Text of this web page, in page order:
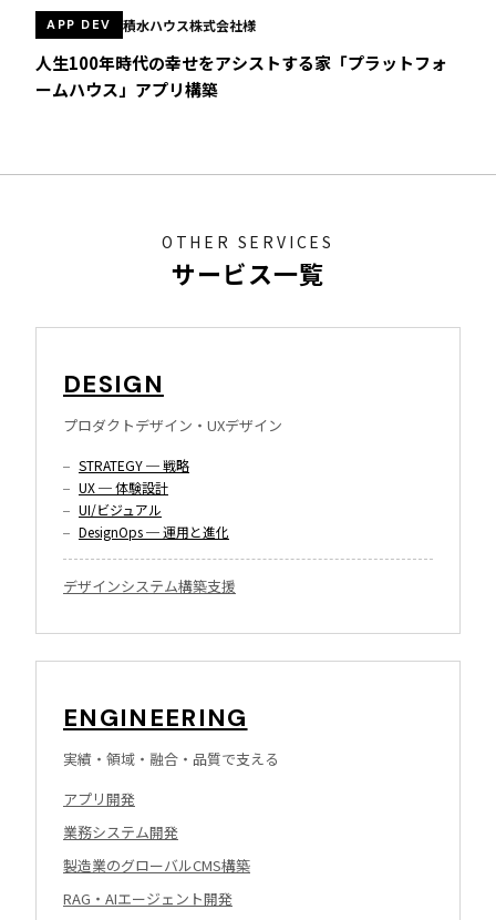
APP DEV 積水ハウス株式会社様
人生100年時代の幸せをアシストする家「プラットフォ
ームハウス」アプリ構築
OTHER SERVICES
サービス一覧
DESIGN
プロダクトデザイン・UXデザイン
STRATEGY ─ 戦略
UX ─ 体験設計
UI/ビジュアル
DesignOps ─ 運用と進化
デザインシステム構築支援
ENGINEERING
実績・領域・融合・品質で支える
アプリ開発
業務システム開発
製造業のグローバルCMS構築
RAG・AIエージェント開発